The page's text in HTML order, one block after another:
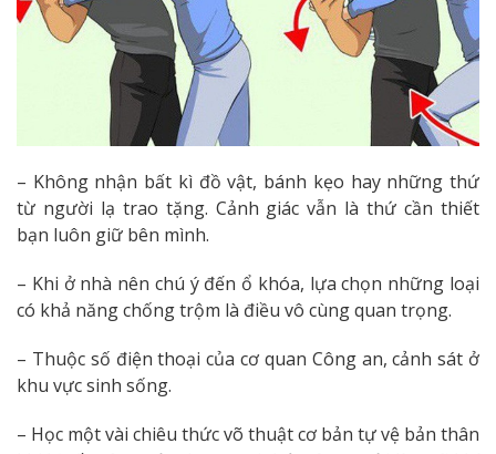
– Không nhận bất kì đồ vật, bánh kẹo hay những thứ
từ người lạ trao tặng. Cảnh giác vẫn là thứ cần thiết
bạn luôn giữ bên mình.
– Khi ở nhà nên chú ý đến ổ khóa, lựa chọn những loại
có khả năng chống trộm là điều vô cùng quan trọng.
– Thuộc số điện thoại của cơ quan Công an, cảnh sát ở
khu vực sinh sống.
– Học một vài chiêu thức võ thuật cơ bản tự vệ bản thân